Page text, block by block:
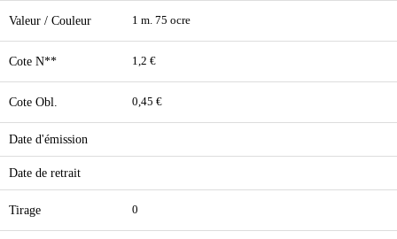
Valeur / Couleur 1 m. 75 ocre
Cote N** 1,2 €
Cote Obl. 0,45 €
Date d'émission
Date de retrait
Tirage 0